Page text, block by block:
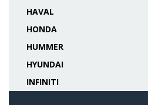
HAVAL
HONDA
HUMMER
HYUNDAI
INFINITI